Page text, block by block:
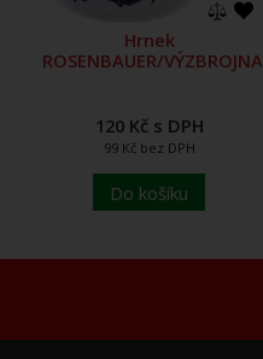
Hrnek
ROSENBAUER/VÝZBROJNA
120 Kč s DPH
99 Kč bez DPH
Do košíku